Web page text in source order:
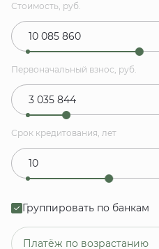
Стоимость, руб.
Первоначальный взнос, руб.
Срок кредитования, лет
Группировать по банкам
Платёж по возрастанию